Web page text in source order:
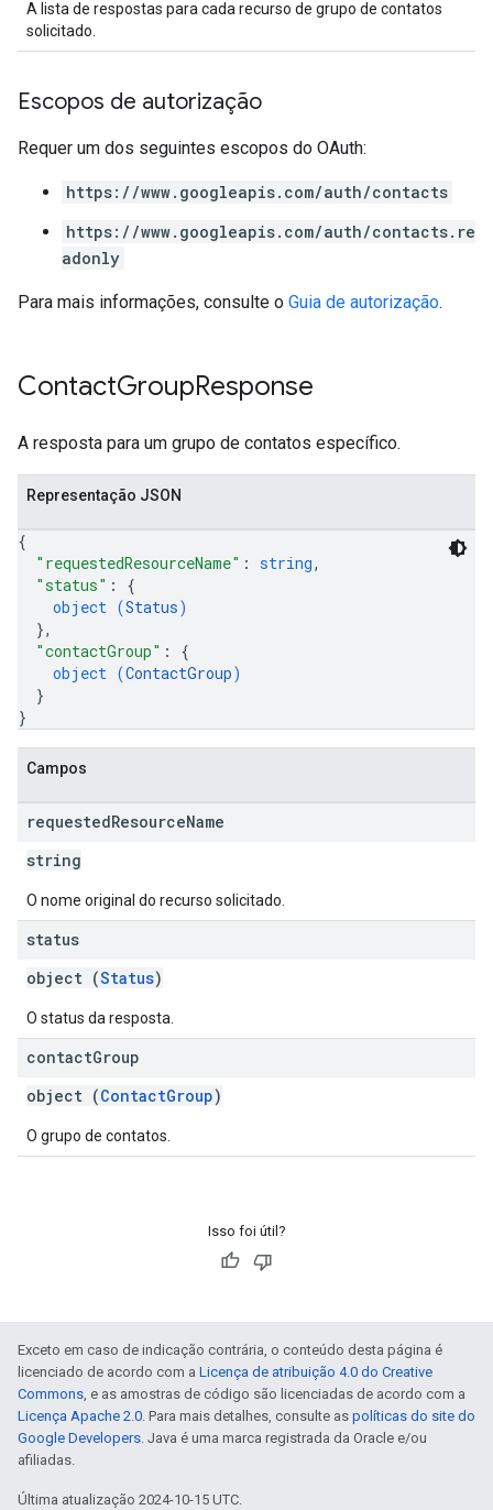
A lista de respostas para cada recurso de grupo de contatos
solicitado.
Escopos de autorização
Requer um dos seguintes escopos do OAuth:
https://www.googleapis.com/auth/contacts
https://www.googleapis.com/auth/contacts.re
adonly
Para mais informações, consulte o Guia de autorização.
ContactGroupResponse
A resposta para um grupo de contatos específico.
Representação JSON
{
"requestedResourceName" : string,
"status" : {
object (Status)
},
"contactGroup" : {
object (ContactGroup)
}
}
Campos
requestedResourceName
string
O nome original do recurso solicitado.
status
object (Status)
O status da resposta.
contactGroup
object (ContactGroup)
O grupo de contatos.
Isso foi útil?
Exceto em caso de indicação contrária, o conteúdo desta página é
licenciado de acordo com a Licença de atribuição 4.0 do Creative
Commons, e as amostras de código são licenciadas de acordo com a
Licença Apache 2.0. Para mais detalhes, consulte as políticas do site do
Google Developers. Java é uma marca registrada da Oracle e/ou
afiliadas.
Última atualização 2024-10-15 UTC.